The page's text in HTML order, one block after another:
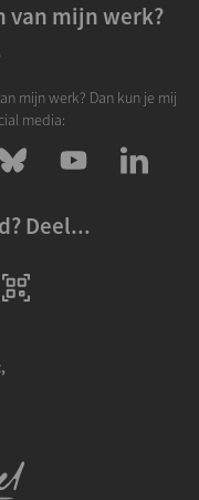
van mijn werk?
mijn werk? Dan kun je mij
media:
Deel...